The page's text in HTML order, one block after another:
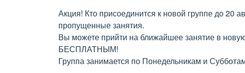
Акция! Кто присоединится к новой группе до 20
пропущенные занятия.
Вы можете прийти на ближайшее занятие в
БЕСПЛАТНЫМ!
Группа занимается по Понедельникам и